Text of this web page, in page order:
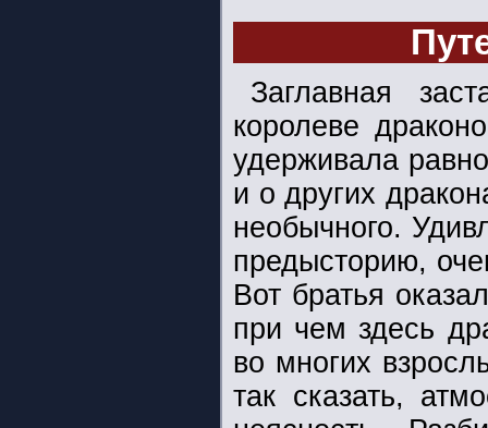
Заглавная
королеве
удерживала
и о других
необычного.
предысторию,
Вот братья
при чем здесь
во многих
так сказать,